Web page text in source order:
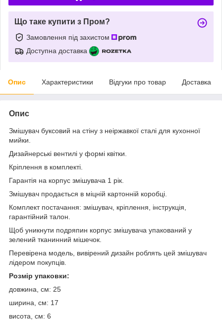
Що таке купити з Пром?
Замовлення під захистом
Доступна доставка
Опис Характеристики Відгуки про товар Доставка
Опис
Змішувач буксовий на стіну з неіржавкої сталі для кухонної
мийки.
Дизайнерські вентилі у формі квітки.
Кріплення в комплекті.
Гарантія на корпус змішувача 1 рік.
Змішувач продається в міцній картонній коробці.
Комплект постачання: змішувач, кріплення, інструкція,
гарантійний талон.
Щоб уникнути подряпин корпус змішувача упакований у
зелений тканинний мішечок.
Перевірена модель, вивірений дизайн роблять цей змішувач
лідером покупців.
Розмір упаковки:
довжина, см: 25
ширина, см: 17
висота, см: 6